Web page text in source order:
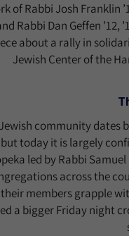
of Rabbi Josh Franklin
Rabbi Dan Geffen ’12,
about a rally in
Jewish Center of the
Jewish community dates
today it is largely
led by Rabbi Samuel
across the
members grapple
a bigger Friday night